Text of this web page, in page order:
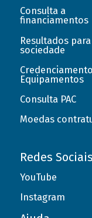
Consulta a
financiamentos
Resultados
sociedade
Equipamentos
Consulta PAC
Moedas
Redes Sociais
YouTube
Instagram